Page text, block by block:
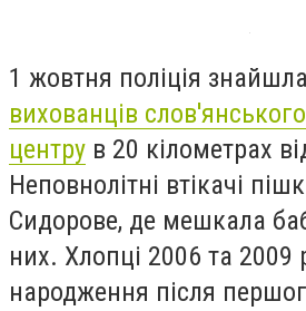
1 жовтня поліція знайшла
вихованців
центру в 20 кілометрах
Неповнолітні втікачі
Сидорове, де мешкала
них. Хлопці 2006 та 2009
народження після